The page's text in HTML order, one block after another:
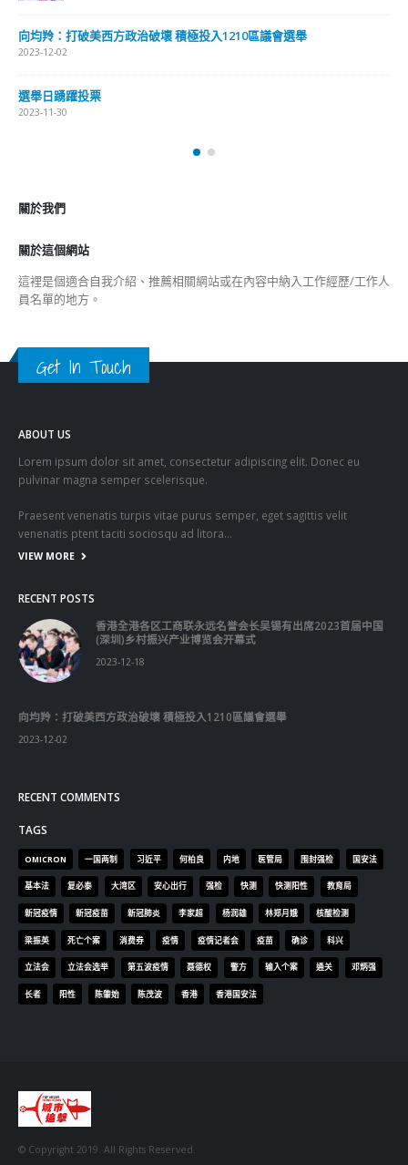
向均羚：打破美西方政治破壞 積極投入1210區議會選舉
2023-12-02
選舉日踴躍投票
2023-11-30
關於我們
關於這個網站
這裡是個適合自我介紹、推薦相關網站或在內容中納入工作經歷/工作人
員名單的地方。
Get In Touch
ABOUT US
Lorem ipsum dolor sit amet, consectetur adipiscing elit. Donec eu
pulvinar magna semper scelerisque.
Praesent venenatis turpis vitae purus semper, eget sagittis velit
venenatis ptent taciti sociosqu ad litora…
VIEW MORE
RECENT POSTS
香港全港各区工商联永远名誉会长吴锡有出席2023首届中国
(深圳)乡村振兴产业博览会开幕式
2023-12-18
向均羚：打破美西方政治破壞 積極投入1210區議會選舉
2023-12-02
RECENT COMMENTS
TAGS
OMICRON 一国两制 习近平 何柏良 内地 医管局 围封强检 国安法
基本法 复必泰 大湾区 安心出行 强检 快测 快测阳性 教育局
新冠疫情 新冠疫苗 新冠肺炎 李家超 杨润雄 林郑月娥 核酸检测
梁振英 死亡个案 消费券 疫情 疫情记者会 疫苗 确诊 科兴
立法会 立法会选举 第五波疫情 聂德权 警方 输入个案 通关 邓炳强
长者 阳性 陈肇始 陈茂波 香港 香港国安法
© Copyright 2019. All Rights Reserved.